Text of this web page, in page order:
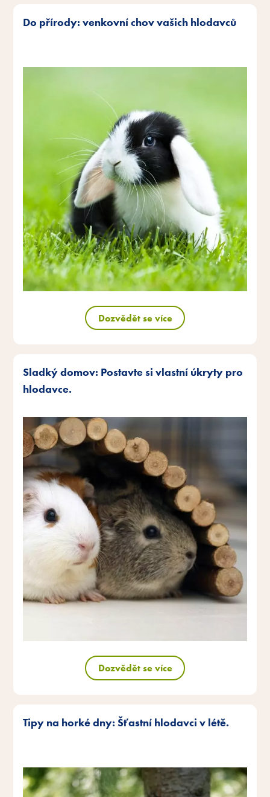
Do přírody: venkovní chov vašich hlodavců
Dozvědět se více
Sladký domov: Postavte si vlastní úkryty pro
hlodavce.
Dozvědět se více
Tipy na horké dny: Šťastní hlodavci v létě.